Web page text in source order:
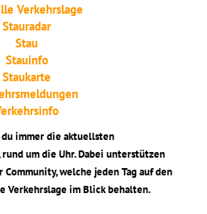
Verkehrslage
Stauradar
Stau
Stauinfo
Staukarte
immer die aktuellsten
um die Uhr. Dabei unterstützen
welche jeden Tag auf den
Verkehrslage im Blick behalten.